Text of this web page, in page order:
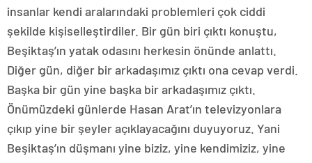
insanlar kendi aralarındaki problemleri çok ciddi
şekilde kişiselleştirdiler. Bir gün biri çıktı konuştu,
Beşiktaş’ın yatak odasını herkesin önünde anlattı.
Diğer gün, diğer bir arkadaşımız çıktı ona cevap verdi.
Başka bir gün yine başka bir arkadaşımız çıktı.
Önümüzdeki günlerde Hasan Arat’ın televizyonlara
çıkıp yine bir şeyler açıklayacağını duyuyoruz. Yani
Beşiktaş’ın düşmanı yine biziz, yine kendimiziz, yine